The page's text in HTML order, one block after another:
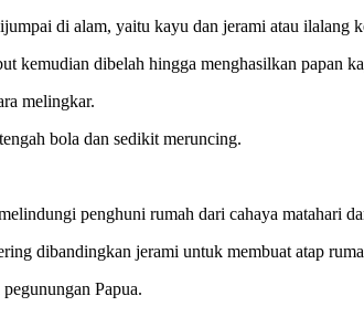
di alam, yaitu kayu dan jerami atau ilalang
kemudian dibelah hingga menghasilkan papan
melingkar.
bola dan sedikit meruncing.
penghuni rumah dari cahaya matahari
dibandingkan jerami untuk membuat atap
Papua.